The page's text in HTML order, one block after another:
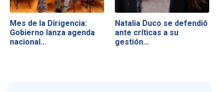
Mes de la Dirigencia:
Gobierno lanza agenda
nacional…
Natalia Duco se defendió
ante críticas a su
gestión…